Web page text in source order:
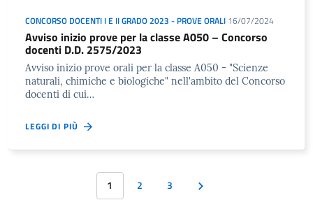
CONCORSO DOCENTI I E II GRADO 2023 - PROVE ORALI 16/07/2024
Avviso inizio prove per la classe A050 – Concorso
docenti D.D. 2575/2023
Avviso inizio prove orali per la classe A050 - "Scienze
naturali, chimiche e biologiche" nell'ambito del Concorso
docenti di cui…
LEGGI DI PIÙ
1 2 3